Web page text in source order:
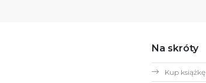
Na skróty
Kup książkę